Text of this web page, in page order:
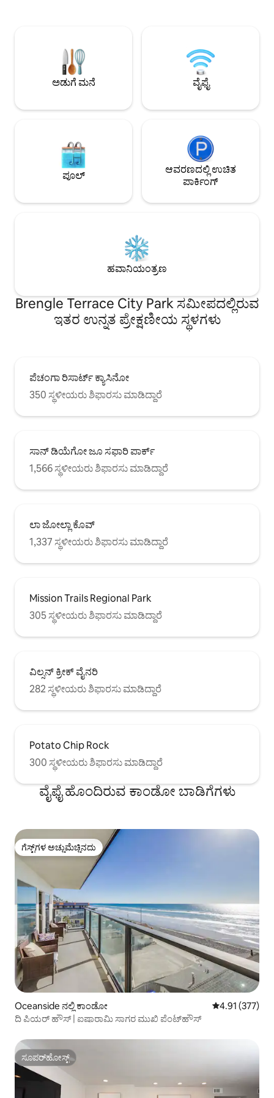
ಸ್ಥಳಗಳು ಮತ್ತು ಫ್ರಂಟ್‌ವೇವ್ ಅರೆನಾದಿಂದ ಕೆಲವೇ
ನಿಮಿಷಗಳ ದೂರದಲ್ಲಿದ್ದರೂ ಏಕಾಂತದ ಅನುಭವವನ್ನು
ಬಾಗಿಲುಗಳು,
ವಾಷರ್/ಡ್ರೈಯರ್
ಅಡುಗೆಮನೆಯನ್ನು
ಕಡಲತೀರಗಳಿಂದ
ಅಡುಗೆ ಮನೆ ವೈಫೈ
ಪೂಲ್
ಆವರಣದಲ್ಲಿ ಉಚಿತ
ಪಾರ್ಕಿಂಗ್
ಹವಾನಿಯಂತ್ರಣ
Brengle Terrace City Park ಸಮೀಪದಲ್ಲಿರುವ
ಇತರ ಉನ್ನತ ಪ್ರೇಕ್ಷಣೀಯ ಸ್ಥಳಗಳು
ಪೆಚಂಗಾ ರಿಸಾರ್ಟ್ ಕ್ಯಾಸಿನೋ
350 ಸ್ಥಳೀಯರು ಶಿಫಾರಸು ಮಾಡಿದ್ದಾರೆ
ಸಾನ್ ಡಿಯೆಗೋ ಜೂ ಸಫಾರಿ ಪಾರ್ಕ್
1,566 ಸ್ಥಳೀಯರು ಶಿಫಾರಸು ಮಾಡಿದ್ದಾರೆ
ಲಾ ಜೋಲ್ಲಾ ಕೊವ್
1,337 ಸ್ಥಳೀಯರು ಶಿಫಾರಸು ಮಾಡಿದ್ದಾರೆ
Mission Trails Regional Park
305 ಸ್ಥಳೀಯರು ಶಿಫಾರಸು ಮಾಡಿದ್ದಾರೆ
ವಿಲ್ಸನ್ ಕ್ರೀಕ್ ವೈನರಿ
282 ಸ್ಥಳೀಯರು ಶಿಫಾರಸು ಮಾಡಿದ್ದಾರೆ
Potato Chip Rock
300 ಸ್ಥಳೀಯರು ಶಿಫಾರಸು ಮಾಡಿದ್ದಾರೆ
ವೈಫೈ ಹೊಂದಿರುವ ಕಾಂಡೋ ಬಾಡಿಗೆಗಳು
ಗೆಸ್ಟ್‌ಗಳ ಅಚ್ಚುಮೆಚ್ಚಿನದು
ಗೆಸ್ಟ್‌ಗಳ ಅಚ್ಚುಮೆಚ್ಚಿನದು
Oceanside ನಲ್ಲಿ ಕಾಂಡೋ 5 ರಲ್ಲಿ 4.91
4.91 (377)
ದಿ ಪಿಯರ್ ಹೌಸ್ | ಐಷಾರಾಮಿ ಸಾಗರ ಮುಖಿ ಪೆಂಟ್‌ಹೌಸ್
ಸೂಪರ್‌ಹೋಸ್ಟ್
ಸೂಪರ್‌ಹೋಸ್ಟ್